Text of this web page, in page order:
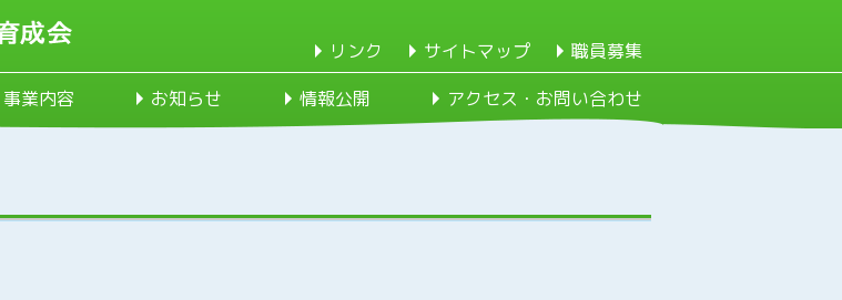
リンク サイトマップ
職員募集
事業内容 お知らせ 情報公開 アクセス・お問い合わせ